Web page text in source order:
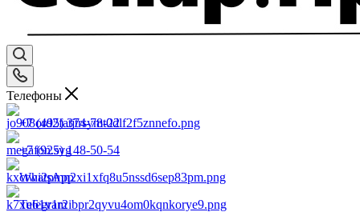
Телефоны
+7 (495) 374-78-22
+7 (925) 148-50-54
WhatsApp
Telegram